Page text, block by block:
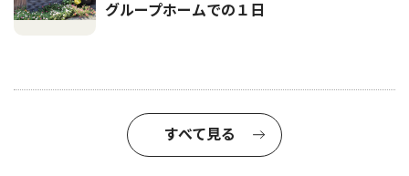
グループホームでの１日
すべて見る